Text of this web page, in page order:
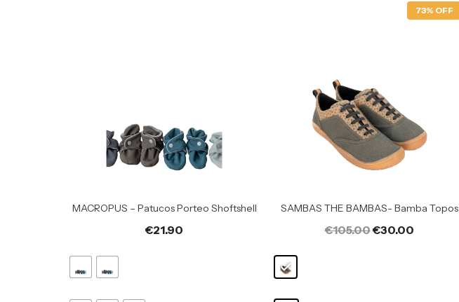
MACROPUS – Patucos Porteo Shoftshell
€21.90
73% OFF
SAMBAS THE BAMBAS- Bamba Topos
€105.00€30.00